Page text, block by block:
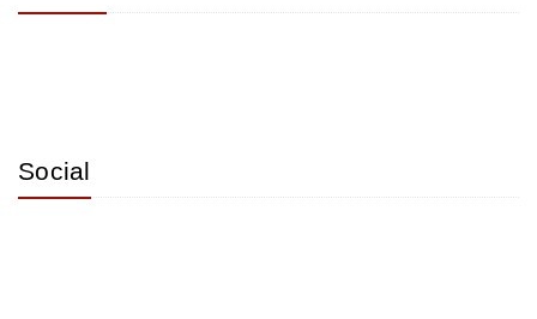
Social